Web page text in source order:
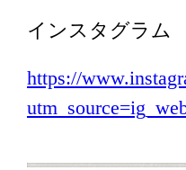
インスタグラム
https://